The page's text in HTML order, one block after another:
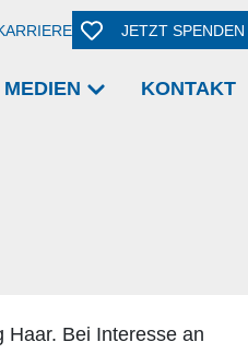
JETZT SPENDEN
MEDIEN KONTAKT
Haar. Bei Interesse an